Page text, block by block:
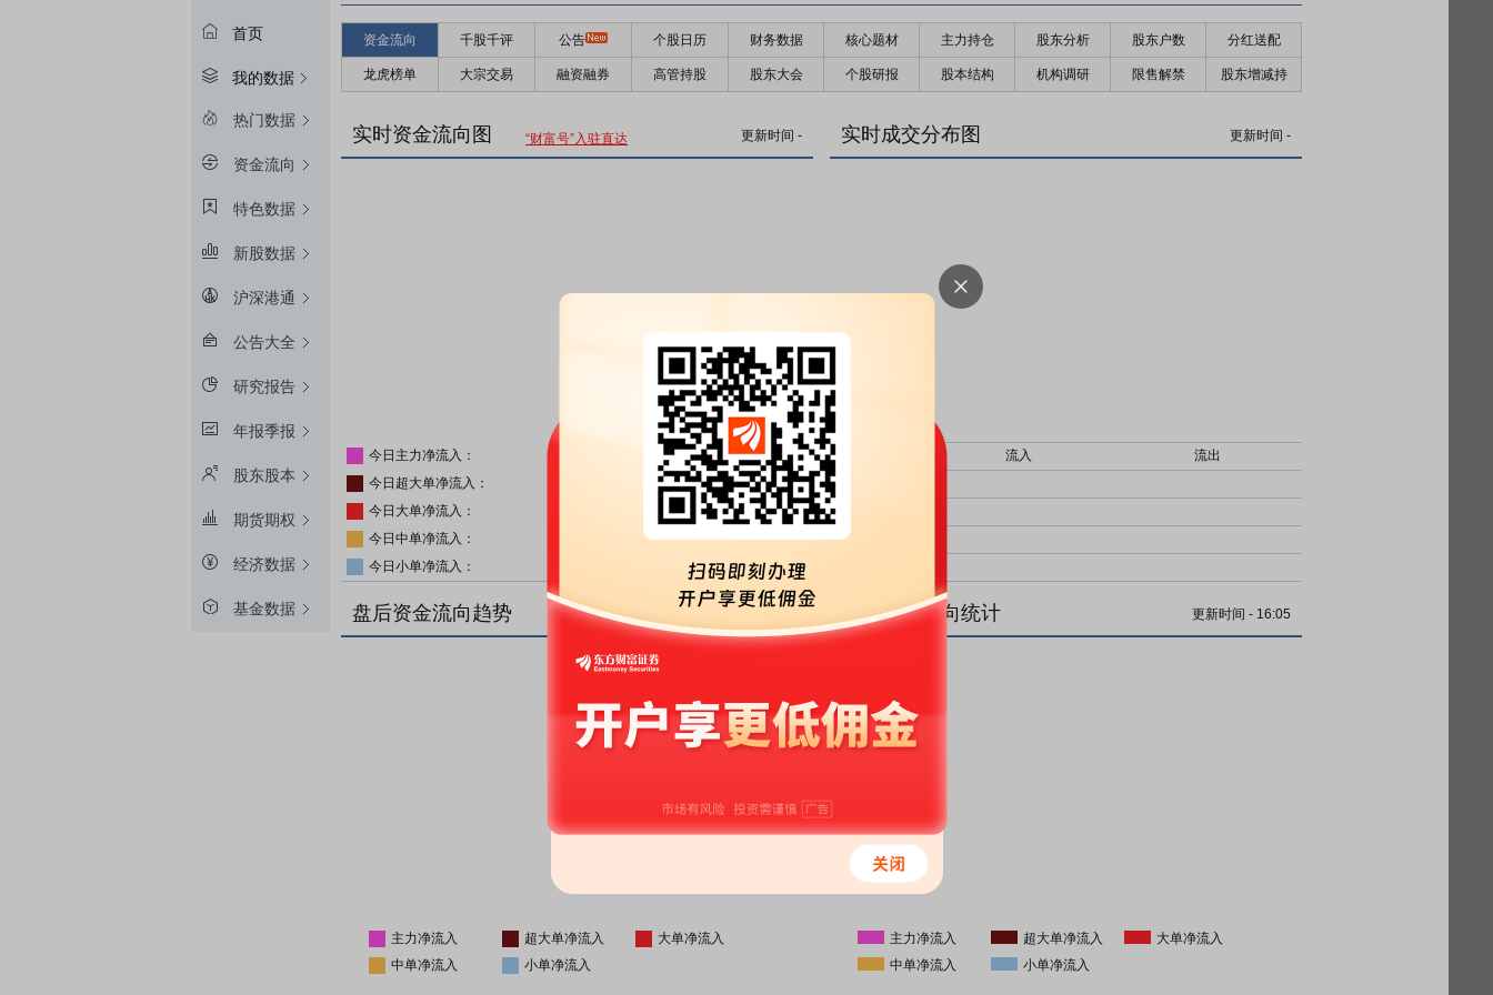
首页
我的数据
热门数据
资金流向
特色数据
新股数据
沪深港通
公告大全
研究报告
年报季报
股东股本
期货期权
经济数据
基金数据
资金流向 千股千评 公告 个股日历 财务数据 核心题材 主力持仓 股东分析 股东户数 分红送配
龙虎榜单 大宗交易 融资融券 高管持股 股东大会 个股研报 股本结构 机构调研 限售解禁 股东增减持
实时资金流向图 “财富号”入驻直达 更新时间 -
今日主力净流入：
主力净比：
今日超大单净流入：
超大单净比：
今日大单净流入：
大单净比：
今日中单净流入：
中单净比：
今日小单净流入：
实时成交分布图 更新时间 -
流入
流出
盘后资金流向趋势
主力净流入 超大单净流入
大单净流入
中单净流入
小单净流入
盘后资金流向统计 更新时间 - 16:05
主力净流入 超大单净流入
大单净流入
中单净流入
小单净流入